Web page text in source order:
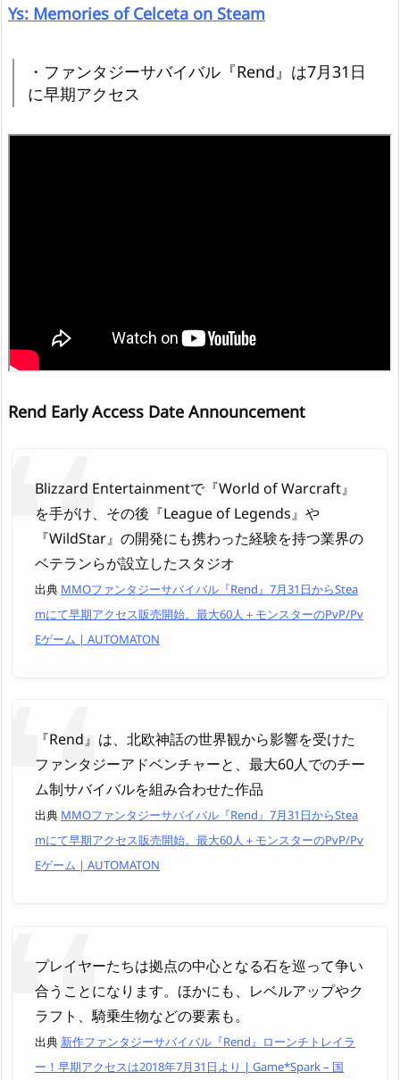
Ys: Memories of Celceta on Steam
・ファンタジーサバイバル『Rend』は7月31日
に早期アクセス
Rend Early Access Date Announcement
Blizzard Entertainmentで『World of Warcraft』
を手がけ、その後『League of Legends』や
『WildStar』の開発にも携わった経験を持つ業界の
ベテランらが設立したスタジオ
出典 MMOファンタジーサバイバル『Rend』7月31日からStea
mにて早期アクセス販売開始。最大60人＋モンスターのPvP/Pv
Eゲーム | AUTOMATON
『Rend』は、北欧神話の世界観から影響を受けた
ファンタジーアドベンチャーと、最大60人でのチー
ム制サバイバルを組み合わせた作品
出典 MMOファンタジーサバイバル『Rend』7月31日からStea
mにて早期アクセス販売開始。最大60人＋モンスターのPvP/Pv
Eゲーム | AUTOMATON
プレイヤーたちは拠点の中心となる石を巡って争い
合うことになります。ほかにも、レベルアップやク
ラフト、騎乗生物などの要素も。
出典 新作ファンタジーサバイバル『Rend』ローンチトレイラ
ー！早期アクセスは2018年7月31日より | Game*Spark – 国